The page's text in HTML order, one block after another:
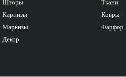
Шторы
Карнизы
Маркизы
Декор
Ткани
Ковры
Фарфор